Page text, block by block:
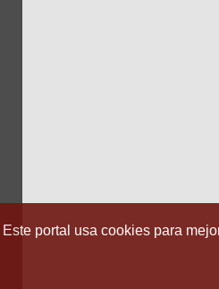
Este portal usa cookies para